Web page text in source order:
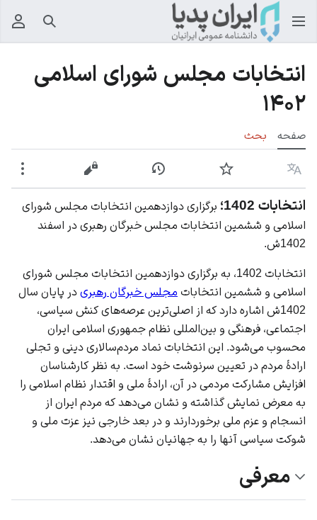
جستجو
انتخابات مجلس شورای اسلامی
۱۴۰۲
صفحه بحث
زبان پیگیری نمایش تاریخچهنمایش مبدأ
انتخابات 1402؛
برگزاری دوازدهمین انتخابات مجلس شورای
اسلامی و ششمین انتخابات مجلس خبرگان رهبری در اسفند
1402ش.
انتخابات 1402، به برگزاری دوازدهمین انتخابات مجلس شورای
اسلامی و ششمین انتخابات مجلس خبرگان رهبری در پایان سال
1402ش اشاره دارد که از اصلی‌ترین عرصه‌های کنش سیاسی،
اجتماعی، فرهنگی و بین‌المللی نظام جمهوری اسلامی ایران
محسوب می‌شود. این انتخابات نماد مردم‌سالاری دینی و تجلی
ارادۀ مردم در تعیین سرنوشت خود است. به نظر کارشناسان
افزایش مشارکت مردمی در آن، ارادۀ ملی و اقتدار نظام اسلامی را
به معرض نمایش گذاشته و نشان می‌دهد که مردم ایران از
انسجام و عزم ملی برخوردارند و در بعد خارجی نیز عزت ملی و
شوکت سیاسی آنها را به جهانیان نشان می‌دهد.
معرفی